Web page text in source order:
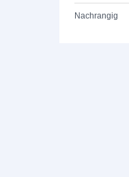
Nachrangig